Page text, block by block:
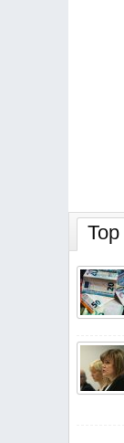
Top